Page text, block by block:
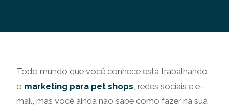
Todo mundo que você conhece está trabalhando
o marketing para pet shops, redes sociais e e-
mail, mas você ainda não sabe como fazer na sua